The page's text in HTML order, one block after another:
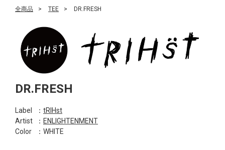
全商品 TEE DR.FRESH
DR.FRESH
Label ： tRIHst
Artist
： ENLIGHTENMENT
Color
：WHITE